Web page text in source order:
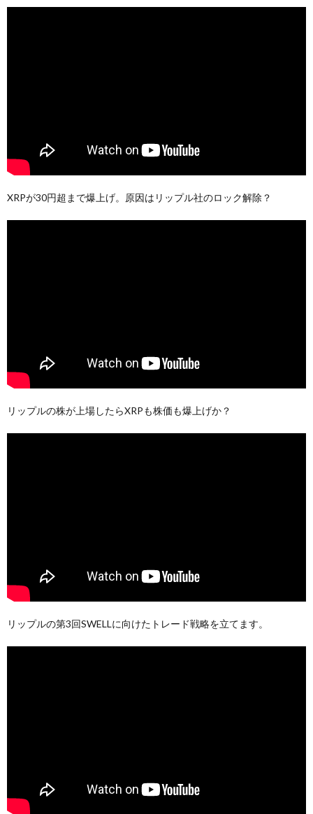
XRPが30円超まで爆上げ。原因はリップル社のロック解除？
リップルの株が上場したらXRPも株価も爆上げか？
リップルの第3回SWELLに向けたトレード戦略を立てます。